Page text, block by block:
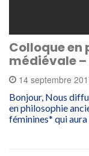
Colloque en
médiévale
14 septembre
Bonjour, Nous
en philosophie
féminines* qui